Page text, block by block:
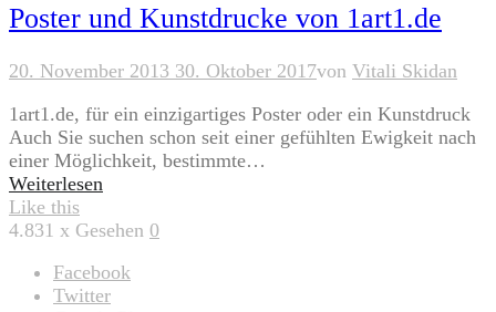
Poster und Kunstdrucke von 1art1.de
20. November 2013 30. Oktober 2017von Vitali Skidan
1art1.de, für ein einzigartiges Poster oder ein Kunstdruck
Auch Sie suchen schon seit einer gefühlten Ewigkeit nach
einer Möglichkeit, bestimmte…
Weiterlesen
Like this
4.831 x Gesehen 0
Facebook
Twitter